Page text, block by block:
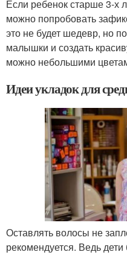
Если ребенок старше 3-х
можно попробовать
это не будет шедевр, но
малышки и создать
можно небольшими
Идеи укладок для
Оставлять волосы не
рекомендуется. Ведь